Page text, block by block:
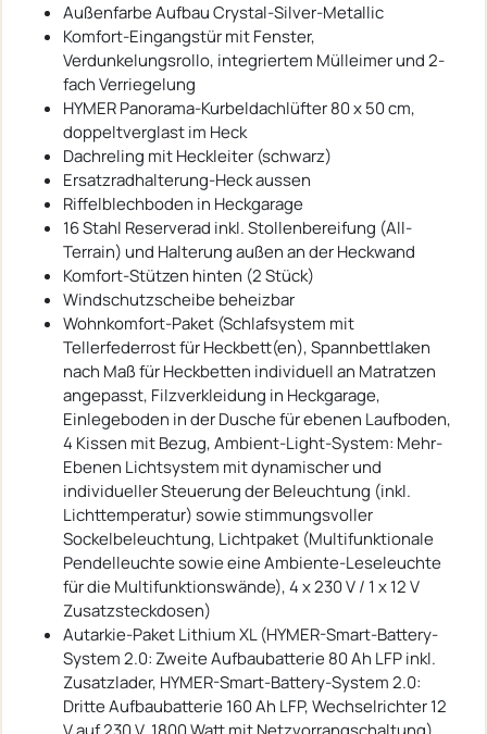
Außenfarbe Aufbau Crystal-Silver-Metallic
Komfort-Eingangstür mit Fenster,
Verdunkelungsrollo, integriertem Mülleimer und 2-
fach Verriegelung
HYMER Panorama-Kurbeldachlüfter 80 x 50 cm,
doppeltverglast im Heck
Dachreling mit Heckleiter (schwarz)
Ersatzradhalterung-Heck aussen
Riffelblechboden in Heckgarage
16 Stahl Reserverad inkl. Stollenbereifung (All-
Terrain) und Halterung außen an der Heckwand
Komfort-Stützen hinten (2 Stück)
Windschutzscheibe beheizbar
Wohnkomfort-Paket (Schlafsystem mit
Tellerfederrost für Heckbett(en), Spannbettlaken
nach Maß für Heckbetten individuell an Matratzen
angepasst, Filzverkleidung in Heckgarage,
Einlegeboden in der Dusche für ebenen Laufboden,
4 Kissen mit Bezug, Ambient-Light-System: Mehr-
Ebenen Lichtsystem mit dynamischer und
individueller Steuerung der Beleuchtung (inkl.
Lichttemperatur) sowie stimmungsvoller
Sockelbeleuchtung, Lichtpaket (Multifunktionale
Pendelleuchte sowie eine Ambiente-Leseleuchte
für die Multifunktionswände), 4 x 230 V / 1 x 12 V
Zusatzsteckdosen)
Autarkie-Paket Lithium XL (HYMER-Smart-Battery-
System 2.0: Zweite Aufbaubatterie 80 Ah LFP inkl.
Zusatzlader, HYMER-Smart-Battery-System 2.0:
Dritte Aufbaubatterie 160 Ah LFP, Wechselrichter 12